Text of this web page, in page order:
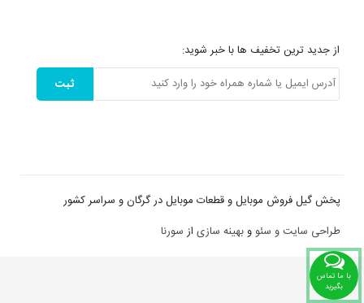
با ما تماس
بگیرید
از جدید ترین تخفیف ها با خبر شوید:
ثبت
پخش گیل فروش موبایل و قطعات موبایل در گرگان و سراسر کشور
طراحی سایت و سئووبهینه سازی از سورنا